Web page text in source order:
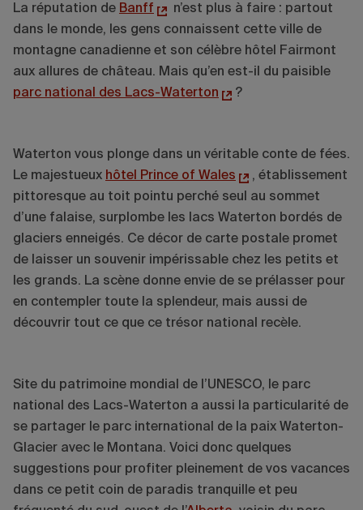
La réputation de Banff
n’est plus à faire : partout
dans le monde, les gens connaissent cette ville de
montagne canadienne et son célèbre hôtel Fairmont
aux allures de château. Mais qu’en est-il du paisible
parc national des Lacs-Waterton
?
Waterton vous plonge dans un véritable conte de fées.
Le majestueux hôtel Prince of Wales
, établissement
pittoresque au toit pointu perché seul au sommet
d’une falaise, surplombe les lacs Waterton bordés de
glaciers enneigés. Ce décor de carte postale promet
de laisser un souvenir impérissable chez les petits et
les grands. La scène donne envie de se prélasser pour
en contempler toute la splendeur, mais aussi de
découvrir tout ce que ce trésor national recèle.
Site du patrimoine mondial de l’UNESCO, le parc
national des Lacs-Waterton a aussi la particularité de
se partager le parc international de la paix Waterton-
Glacier avec le Montana. Voici donc quelques
suggestions pour profiter pleinement de vos vacances
dans ce petit coin de paradis tranquille et peu